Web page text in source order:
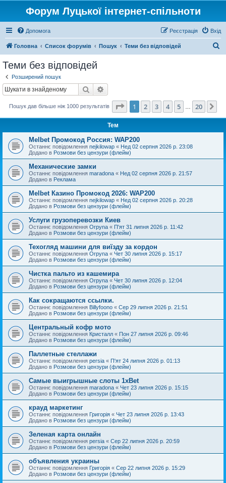
Форум Луцької інтернет-спільноти
Допомога Вхід
Реєстрація
Головна Список форумів Пошук Теми без відповідей
Теми без відповідей
Розширений пошук
Пошук
Пошук дав більше ніж 1000 результатів Сторінка 1 20
1 2 3 4 5 20
Тем
Melbet Промокод Россия: WAP200
Останнє повідомлення nejkilowap « Нед 02 серпня 2026 р. 23:08
Додано в Розмови без цензури (флейм)
Механические замки
Останнє повідомлення maradona « Нед 02 серпня 2026 р. 21:57
Додано в Реклама
Melbet Казино Промокод 2026: WAP200
Останнє повідомлення nejkilowap « Нед 02 серпня 2026 р. 20:28
Додано в Розмови без цензури (флейм)
Услуги грузоперевозки Киев
Останнє повідомлення Orpyna « П'ят 31 липня 2026 р. 11:42
Додано в Розмови без цензури (флейм)
Техогляд машини для виїзду за кордон
Останнє повідомлення Orpyna « Чет 30 липня 2026 р. 15:17
Додано в Розмови без цензури (флейм)
Чистка пальто из кашемира
Останнє повідомлення Orpyna « Чет 30 липня 2026 р. 12:04
Додано в Розмови без цензури (флейм)
Как сокращаются ссылки.
Останнє повідомлення Billyfoono « Сер 29 липня 2026 р. 21:51
Додано в Розмови без цензури (флейм)
Центральный кофр мото
Останнє повідомлення Кристалл « Пон 27 липня 2026 р. 09:46
Додано в Розмови без цензури (флейм)
Паллетные стеллажи
Останнє повідомлення persia « П'ят 24 липня 2026 р. 01:13
Додано в Розмови без цензури (флейм)
Самые выигрышные слоты 1xBet
Останнє повідомлення maradona « Чет 23 липня 2026 р. 15:15
Додано в Розмови без цензури (флейм)
крауд маркетинг
Останнє повідомлення Григорія « Чет 23 липня 2026 р. 13:43
Додано в Розмови без цензури (флейм)
Зеленая карта онлайн
Останнє повідомлення persia « Сер 22 липня 2026 р. 20:59
Додано в Розмови без цензури (флейм)
объявления украины
Останнє повідомлення Григорія « Сер 22 липня 2026 р. 15:29
Додано в Розмови без цензури (флейм)